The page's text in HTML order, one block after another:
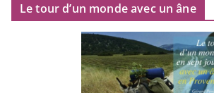
Le tour d’un monde avec un âne